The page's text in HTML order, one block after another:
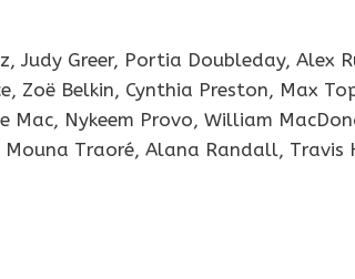
Judy Greer, Portia Doubleday, Alex
Zoë Belkin, Cynthia Preston, Max
Mac, Nykeem Provo, William
Traoré, Alana Randall, Travis